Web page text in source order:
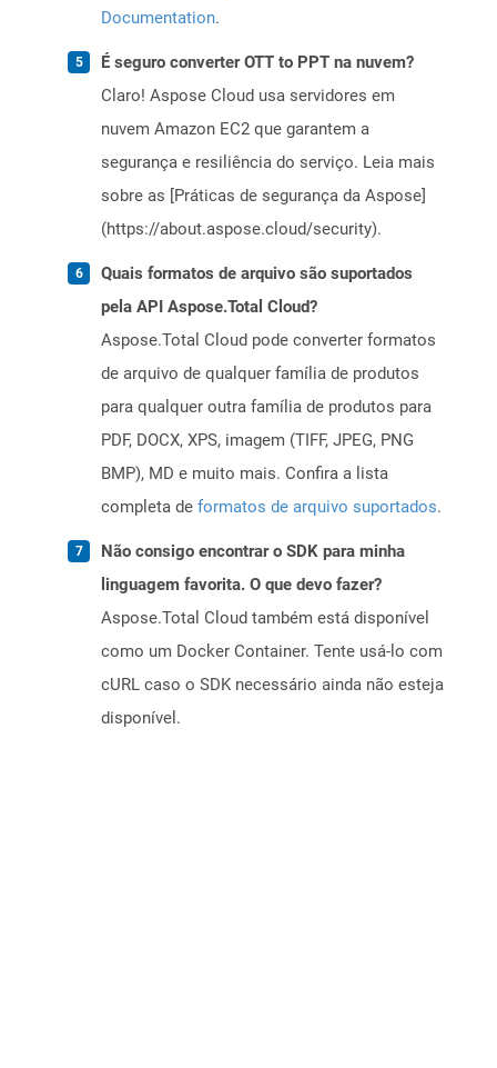
Documentation.
É seguro converter OTT to PPT na nuvem?
Claro! Aspose Cloud usa servidores em
nuvem Amazon EC2 que garantem a
segurança e resiliência do serviço. Leia mais
sobre as [Práticas de segurança da Aspose]
(https://about.aspose.cloud/security).
Quais formatos de arquivo são suportados
pela API Aspose.Total Cloud?
Aspose.Total Cloud pode converter formatos
de arquivo de qualquer família de produtos
para qualquer outra família de produtos para
PDF, DOCX, XPS, imagem (TIFF, JPEG, PNG
BMP), MD e muito mais. Confira a lista
completa de formatos de arquivo suportados.
Não consigo encontrar o SDK para minha
linguagem favorita. O que devo fazer?
Aspose.Total Cloud também está disponível
como um Docker Container. Tente usá-lo com
cURL caso o SDK necessário ainda não esteja
disponível.